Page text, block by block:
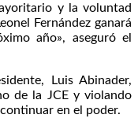
y la voluntad
Fernández ganará
año», aseguró el
Luis Abinader,
de la JCE y violando
en el poder.